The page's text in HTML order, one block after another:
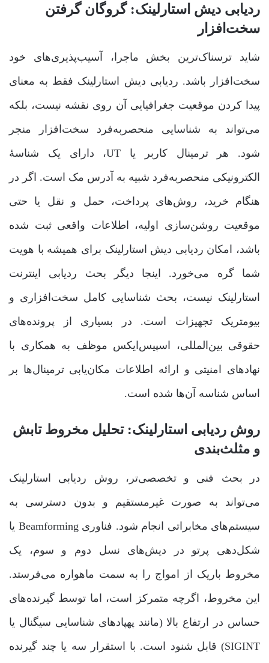
ردیابی دیش استارلینک: گروگان گرفتن
سخت‌افزار
شاید ترسناک‌ترین بخش ماجرا، آسیب‌پذیری‌های خود
سخت‌افزار باشد. ردیابی دیش استارلینک فقط به معنای
پیدا کردن موقعیت جغرافیایی آن روی نقشه نیست، بلکه
می‌تواند به شناسایی منحصربه‌فرد سخت‌افزار منجر
شود. هر ترمینال کاربر یا UT، دارای یک شناسۀ
الکترونیکی منحصربه‌فرد شبیه به آدرس مک است. اگر در
هنگام خرید، روش‌های پرداخت، حمل و نقل یا حتی
موقعیت روشن‌سازی اولیه، اطلاعات واقعی ثبت شده
باشد، امکان ردیابی دیش استارلینک برای همیشه با هویت
شما گره می‌خورد. اینجا دیگر بحث ردیابی اینترنت
استارلینک نیست، بحث شناسایی کامل سخت‌افزاری و
بیومتریک تجهیزات است. در بسیاری از پرونده‌های
حقوقی بین‌المللی، اسپیس‌ایکس موظف به همکاری با
نهادهای امنیتی و ارائه اطلاعات مکان‌یابی ترمینال‌ها بر
اساس شناسه آن‌ها شده است.
روش ردیابی استارلینک: تحلیل مخروط تابش
و مثلث‌بندی
در بحث فنی و تخصصی‌تر، روش ردیابی استارلینک
می‌تواند به صورت غیرمستقیم و بدون دسترسی به
سیستم‌های مخابراتی انجام شود. فناوری Beamforming یا
شکل‌دهی پرتو در دیش‌های نسل دوم و سوم، یک
مخروط باریک از امواج را به سمت ماهواره می‌فرستد.
این مخروط، اگرچه متمرکز است، اما توسط گیرنده‌های
حساس در ارتفاع بالا (مانند پهپادهای شناسایی سیگنال یا
SIGINT) قابل شنود است. با استقرار سه یا چند گیرنده